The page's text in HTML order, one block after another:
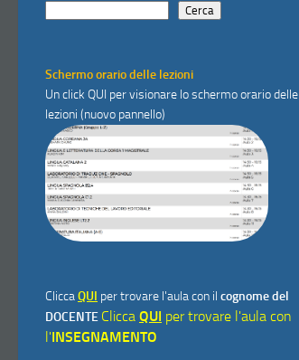
Cerca
Schermo orario delle lezioni
Un click QUI per visionare lo schermo orario delle
lezioni (nuovo pannello)
CliccaQUI per trovare l'aula con il cognome del
DOCENTE Clicca QUI per trovare l'aula con
l'INSEGNAMENTO